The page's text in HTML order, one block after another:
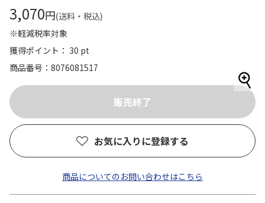
3,070円(送料・税込)
※軽減税率対象
獲得ポイント： 30 pt
商品番号
8076081517
お気に入りに登録する
商品についてのお問い合わせはこちら